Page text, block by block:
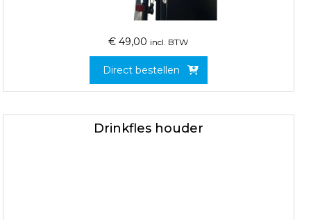
€ 49,00 incl. BTW
Direct bestellen
Drinkfles houder